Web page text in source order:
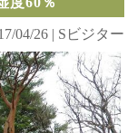
04/26 | Sビジター